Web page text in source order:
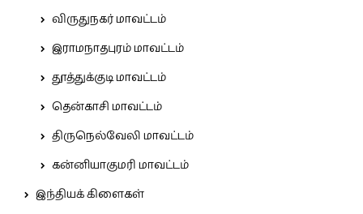
விருதுநகர் மாவட்டம்
இராமநாதபுரம் மாவட்டம்
தூத்துக்குடி மாவட்டம்
தென்காசி மாவட்டம்
திருநெல்வேலி மாவட்டம்
கன்னியாகுமரி மாவட்டம்
இந்தியக் கிளைகள்